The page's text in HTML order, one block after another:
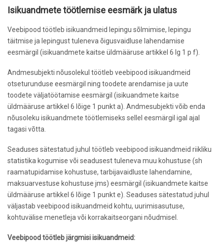
Isikuandmete töötlemise eesmärk ja ulatus
Veebipood töötleb isikuandmeid lepingu sõlmimise, lepingu
täitmise ja lepingust tuleneva õigusvaidluse lahendamise
eesmärgil (isikuandmete kaitse üldmääruse artikkel 6 lg 1 p f).
Andmesubjekti nõusolekul töötleb veebipood isikuandmeid
otseturunduse eesmärgil ning toodete arendamise ja uute
toodete väljatöötamise eesmärgil (isikuandmete kaitse
üldmääruse artikkel 6 lõige 1 punkt a). Andmesubjekti võib enda
nõusoleku isikuandmete töötlemiseks sellel eesmärgil igal ajal
tagasi võtta.
Seaduses sätestatud juhul töötleb veebipood isikuandmeid riikliku
statistika kogumise või seadusest tuleneva muu kohustuse (sh
raamatupidamise kohustuse, tarbijavaidluste lahendamine,
maksuarvestuse kohustuse jms) eesmärgil (isikuandmete kaitse
üldmääruse artikkel 6 lõige 1 punkt e). Seaduses sätestatud juhul
väljastab veebipood isikuandmeid kohtu, uurimisasutuse,
kohtuvälise menetleja või korrakaitseorgani nõudmisel.
Veebipood töötleb järgmisi isikuandmeid: